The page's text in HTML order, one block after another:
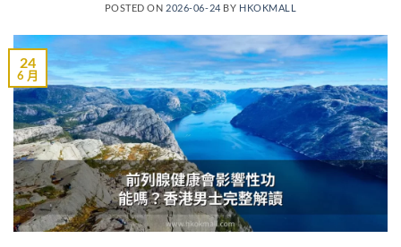
POSTED ON 2026-06-24 BY HKOKMALL
24
6 月